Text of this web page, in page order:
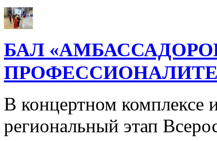
БАЛ
В концертном комплексе
региональный этап